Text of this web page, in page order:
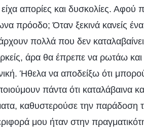
απορίες και δυσκολίες. Αφού
πρόοδο; Όταν ξεκινά κανείς
πολλά που δεν
άρα θα έπρεπε να ρωτάω
Ήθελα να αποδείξω ότι
πάντα ότι καταλάβαινα
καθυστερούσε την παράδοση
μου ήταν στην